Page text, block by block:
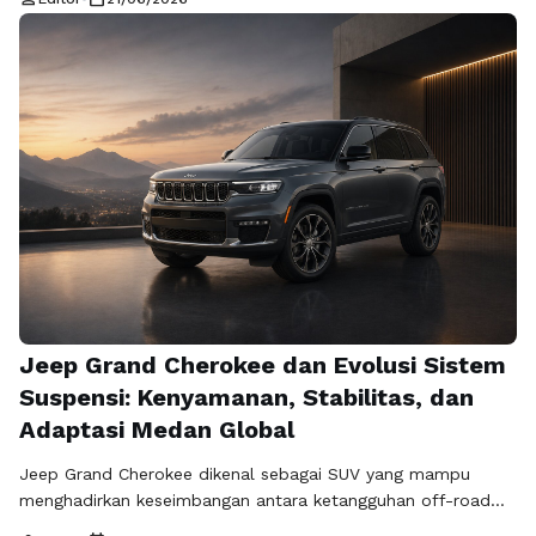
utama kendaraan. Salah satu teknologi kunci yang
menentukan performa, efisiensi, dan umur pakai baterai
adalah Battery Management System (BMS). Porsche menjadi
salah satu produsen yang berperan aktif dalam
pengembangan teknologi BMS sebagai bagian dari …
Selengkapnya
Jeep Grand Cherokee dan Evolusi Sistem
Suspensi: Kenyamanan, Stabilitas, dan
Adaptasi Medan Global
Jeep Grand Cherokee dikenal sebagai SUV yang mampu
menghadirkan keseimbangan antara ketangguhan off-road